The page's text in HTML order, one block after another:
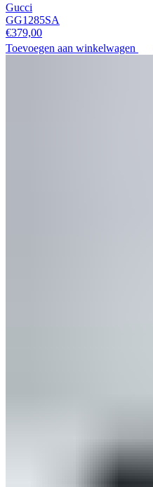
Gucci
GG1285SA
€379,00
Toevoegen aan winkelwagen